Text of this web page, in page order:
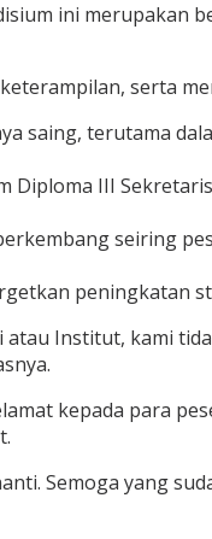
ini merupakan
serta
saing, terutama
Diploma III
seiring
peningkatan
Institut, kami
kepada para
Semoga yang